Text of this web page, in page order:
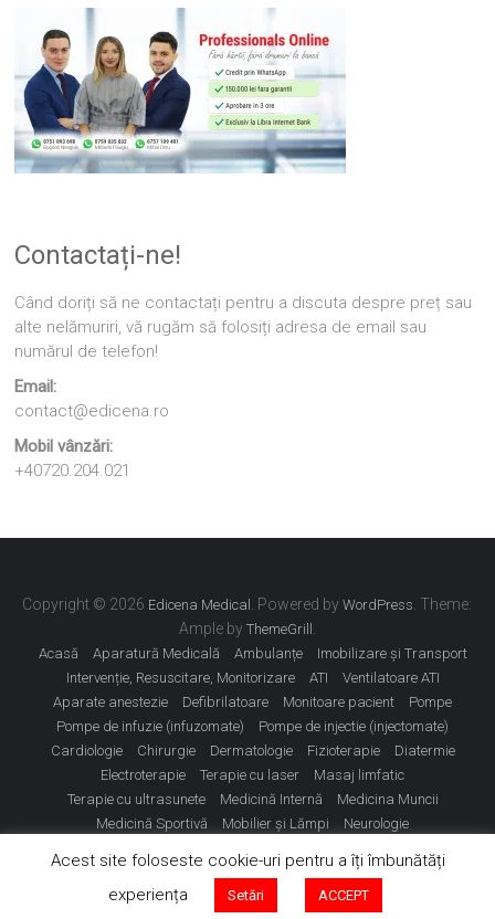
Contactați-ne!
Când doriți să ne contactați pentru a discuta despre preț sau
alte nelămuriri, vă rugăm să folosiți adresa de email sau
numărul de telefon!
Email:
contact@edicena.ro
Mobil vânzări:
+40720.204.021
Copyright © 2026 Edicena Medical . Powered byWordPress . Theme:
Ample by ThemeGrill
Acasă Aparatură Medicală Ambulanțe
Imobilizare și Transport
Intervenție, Resuscitare, Monitorizare
ATI
Ventilatoare ATI
Aparate anestezie
Defibrilatoare Monitoare pacient
Pompe
Pompe de infuzie (infuzomate)
Pompe de injectie (injectomate)
Cardiologie
Chirurgie Dermatologie Fizioterapie
Diatermie
Electroterapie
Terapie cu laser
Masaj limfatic
Terapie cu ultrasunete
Medicină Internă
Medicina Muncii
Medicină Sportivă
Mobilier și Lămpi
Neurologie
Dotări Minime
Dotare Minimă Ambulanțe
Dotare Minimă Cabinete
Prelucrarea datelor cu caracter personal GDPR
Acest site foloseste cookie-uri pentru a îți îmbunătăți
experiența
Setări ACCEPT